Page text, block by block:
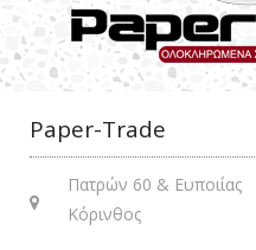
Paper-Trade
Πατρών 60 & Ευποιίας
Κόρινθος